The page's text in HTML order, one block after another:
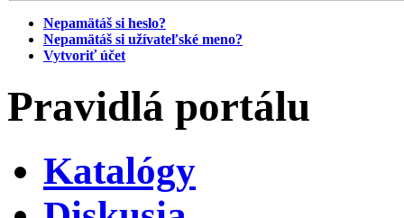
Nepamätáš si heslo?
Nepamätáš si užívateľské meno?
Vytvoriť účet
Pravidlá portálu
Katalógy